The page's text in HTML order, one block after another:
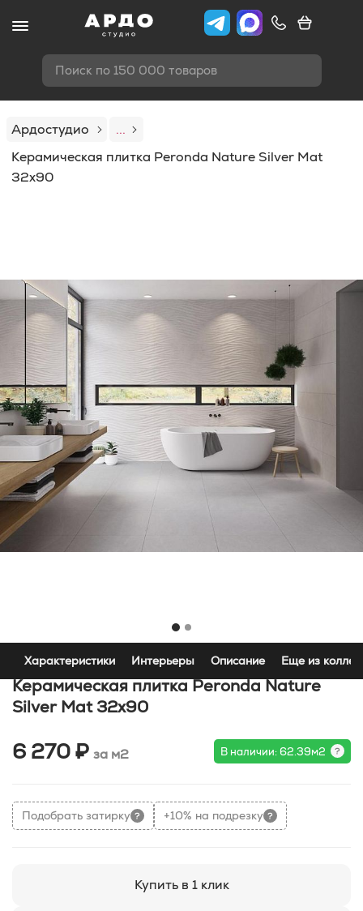
Поиск по 150 000 товаров
Ардостудио
...
Керамическая плитка Peronda Nature Silver Mat
32x90
Характеристики Интерьеры Описание Еще из
Керамическая плитка Peronda Nature
Silver Mat 32x90
6 270 ₽ за м2 В наличии: 62.39м2
Подобрать затирку +10% на подрезку
Купить в 1 клик